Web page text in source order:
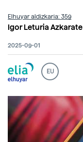
Elhuyar aldizkaria: 359
Igor Leturia Azkarate
2025-09-01
EU